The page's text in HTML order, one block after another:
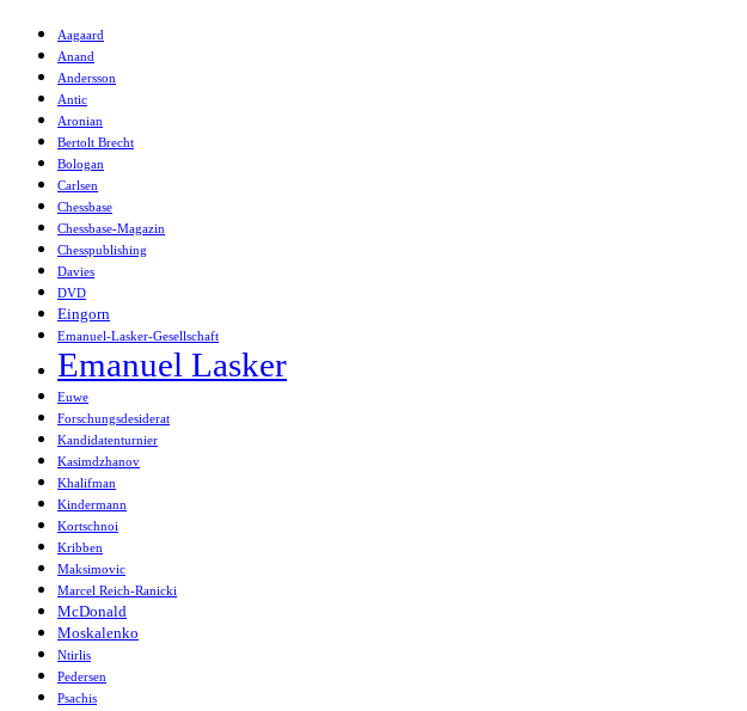
Aagaard
Anand
Andersson
Antic
Aronian
Bertolt Brecht
Bologan
Carlsen
Chessbase
Chessbase-Magazin
Chesspublishing
Davies
DVD
Eingorn
Emanuel-Lasker-Gesellschaft
Emanuel Lasker
Euwe
Forschungsdesiderat
Kandidatenturnier
Kasimdzhanov
Khalifman
Kindermann
Kortschnoi
Kribben
Maksimovic
Marcel Reich-Ranicki
McDonald
Moskalenko
Ntirlis
Pedersen
Psachis